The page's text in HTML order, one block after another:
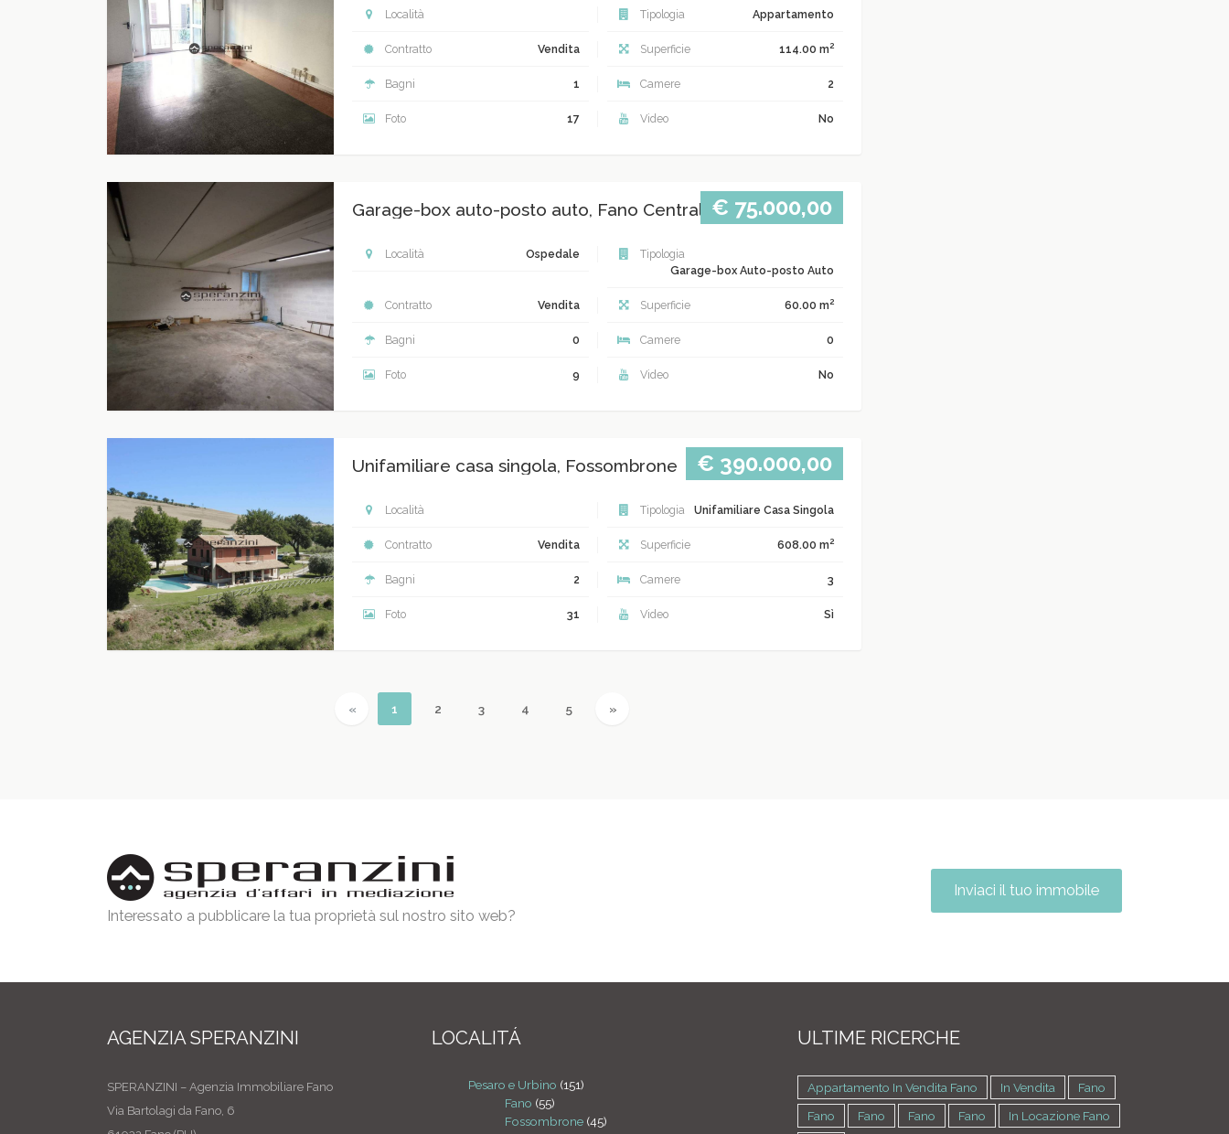
Località Tipologia Appartamento
Contratto Vendita Superficie 114.00 m2
Bagni 1 Camere 2
Foto 17 Video No
Garage-box auto-posto auto, Fano Centrale€ 75.000,00
Località Ospedale
Tipologia
Garage-box Auto-posto Auto
Contratto Vendita Superficie 60.00 m2
Bagni 0 Camere 0
Foto 9 Video No
Unifamiliare casa singola, Fossombrone € 390.000,00
Località Tipologia Unifamiliare Casa Singola
Contratto Vendita Superficie 608.00 m2
Bagni 2 Camere 3
Foto 31 Video Sì
« Previous
1 (current)
2 3 4 5 »
Interessato a pubblicare la tua proprietà sul nostro sito web?
Inviaci il tuo immobile
AGENZIA SPERANZINI
SPERANZINI – Agenzia Immobiliare Fano
Via Bartolagi da Fano, 6
LOCALITÁ
Pesaro e Urbino (151)
Fano (55)
Fossombrone (45)
ULTIME RICERCHE
Appartamento In Vendita Fano In Vendita
Fano
Fano
Fano Fano Fano In Locazione Fano